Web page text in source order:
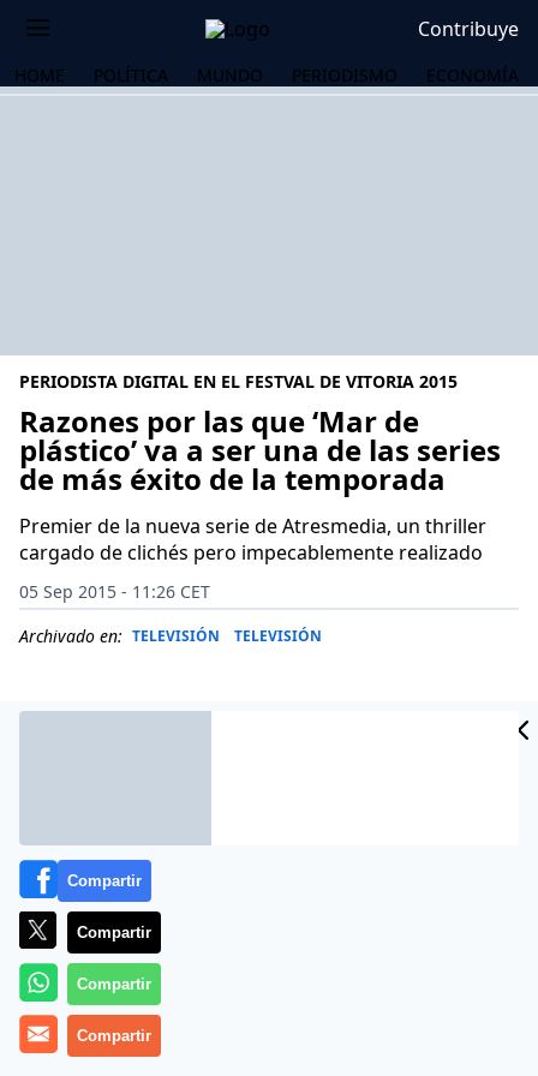
Contribuye
HOME POLÍTICA MUNDO PERIODISMO ECONOMÍA
PERIODISTA DIGITAL EN EL FESTVAL DE VITORIA 2015
Razones por las que ‘Mar de
plástico’ va a ser una de las series
de más éxito de la temporada
Premier de la nueva serie de Atresmedia, un thriller
cargado de clichés pero impecablemente realizado
05 Sep 2015 - 11:26 CET
Archivado en: TELEVISIÓN TELEVISIÓN
La nueva colaboración de Atresmedia y Boomerang TV
tiene todo los ingredientes para ser el nuevo éxito de
Compartir
Compartir
Compartir
Compartir